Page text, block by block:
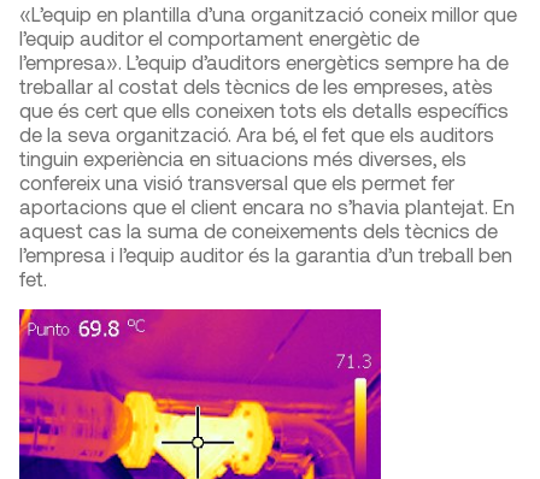
«L’equip en plantilla d’una organització coneix millor que
l’equip auditor el comportament energètic de
l’empresa». L’equip d’auditors energètics sempre ha de
treballar al costat dels tècnics de les empreses, atès
que és cert que ells coneixen tots els detalls específics
de la seva organització. Ara bé, el fet que els auditors
tinguin experiència en situacions més diverses, els
confereix una visió transversal que els permet fer
aportacions que el client encara no s’havia plantejat. En
aquest cas la suma de coneixements dels tècnics de
l’empresa i l’equip auditor és la garantia d’un treball ben
fet.